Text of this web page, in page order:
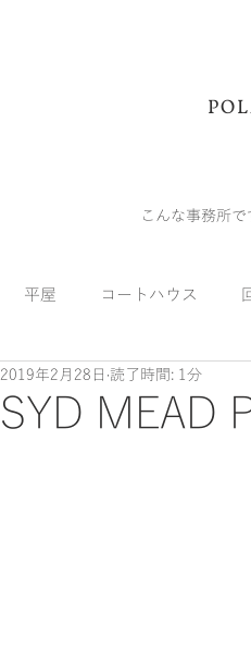
こんな事務所で
平屋 コートハウス
料理 コスト 展示会
SYD MEAD
2019年2月28日 読了時間: 1分